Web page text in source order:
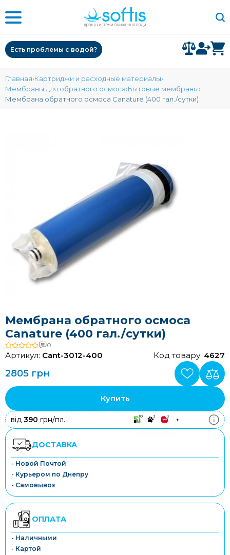
Есть проблемы с водой?
Главная Картриджи и расходные материалы
Мембраны для обратного осмоса Бытовые мембраны
Мембрана обратного осмоса Canature (400 гал./сутки)
Мембрана обратного осмоса
Canature (400 гал./сутки)
0
Артикул: Cant-3012-400 Код товару: 4627
2805 грн
Купить
від 390 грн/пл. 10 3 3 +
ДОСТАВКА
- Новой Почтой
- Курьером по Днепру
- Самовывоз
ОПЛАТА
- Наличными
- Картой